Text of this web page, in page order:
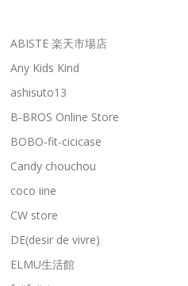
ABISTE 楽天市場店
Any Kids Kind
ashisuto13
B-BROS Online Store
BOBO-fit-cicicase
Candy chouchou
coco iine
CW store
DE(desir de vivre)
ELMU生活館